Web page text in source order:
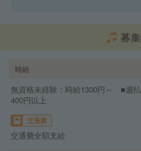
募
時給
無資格未経験：時給1300円～ ■
400円以上
交通費
交通費全額支給